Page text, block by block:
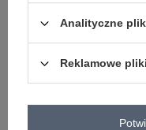
ZALOGUJ
+48 601
Analityczne
Reklamowe